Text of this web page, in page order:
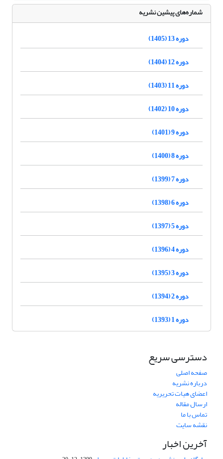
شماره‌های پیشین نشریه
دوره 13 (1405)
دوره 12 (1404)
دوره 11 (1403)
دوره 10 (1402)
دوره 9 (1401)
دوره 8 (1400)
دوره 7 (1399)
دوره 6 (1398)
دوره 5 (1397)
دوره 4 (1396)
دوره 3 (1395)
دوره 2 (1394)
دوره 1 (1393)
دسترسی سریع
صفحه اصلی
درباره نشریه
اعضای هیات تحریریه
ارسال مقاله
تماس با ما
نقشه سایت
آخرین اخبار